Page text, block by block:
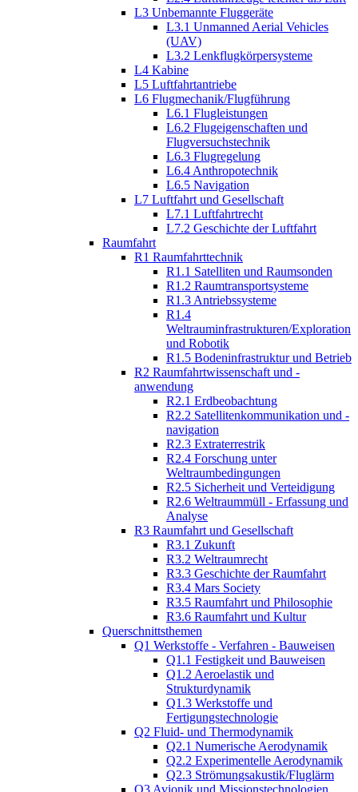
L3 Unbemannte Fluggeräte
L3.1 Unmanned Aerial Vehicles
(UAV)
L3.2 Lenkflugkörpersysteme
L4 Kabine
L5 Luftfahrtantriebe
L6 Flugmechanik/Flugführung
L6.1 Flugleistungen
L6.2 Flugeigenschaften und
Flugversuchstechnik
L6.3 Flugregelung
L6.4 Anthropotechnik
L6.5 Navigation
L7 Luftfahrt und Gesellschaft
L7.1 Luftfahrtrecht
L7.2 Geschichte der Luftfahrt
Raumfahrt
R1 Raumfahrttechnik
R1.1 Satelliten und Raumsonden
R1.2 Raumtransportsysteme
R1.3 Antriebssysteme
R1.4
Weltrauminfrastrukturen/Exploration
und Robotik
R1.5 Bodeninfrastruktur und Betrieb
R2 Raumfahrtwissenschaft und -
anwendung
R2.1 Erdbeobachtung
R2.2 Satellitenkommunikation und -
navigation
R2.3 Extraterrestrik
R2.4 Forschung unter
Weltraumbedingungen
R2.5 Sicherheit und Verteidigung
R2.6 Weltraummüll - Erfassung und
Analyse
R3 Raumfahrt und Gesellschaft
R3.1 Zukunft
R3.2 Weltraumrecht
R3.3 Geschichte der Raumfahrt
R3.4 Mars Society
R3.5 Raumfahrt und Philosophie
R3.6 Raumfahrt und Kultur
Querschnittsthemen
Q1 Werkstoffe - Verfahren - Bauweisen
Q1.1 Festigkeit und Bauweisen
Q1.2 Aeroelastik und
Strukturdynamik
Q1.3 Werkstoffe und
Fertigungstechnologie
Q2 Fluid- und Thermodynamik
Q2.1 Numerische Aerodynamik
Q2.2 Experimentelle Aerodynamik
Q2.3 Strömungsakustik/Fluglärm
Q3 Avionik und Missionstechnologien